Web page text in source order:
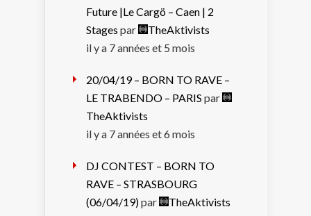
Future |Le Cargö – Caen | 2
Stages par
TheAktivists
il y a 7 années et 5 mois
20/04/19 – BORN TO RAVE –
LE TRABENDO – PARIS par
TheAktivists
il y a 7 années et 6 mois
DJ CONTEST – BORN TO
RAVE – STRASBOURG
(06/04/19)par
TheAktivists